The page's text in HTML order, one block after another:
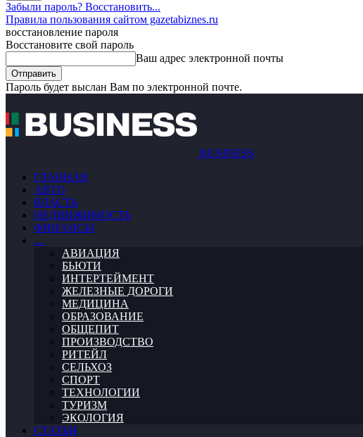
Забыли пароль? Восстановить...
Правила пользования сайтом gazetabiznes.ru
восстановление пароля
Восстановите свой пароль
Ваш адрес электронной почты
Пароль будет выслан Вам по электронной почте.
BUSINESS
ГЛАВНАЯ
АВТО
ВЛАСТЬ
НЕДВИЖИМОСТЬ
ФИНАНСЫ
…
АВИАЦИЯ
БЬЮТИ
ИНТЕРТЕЙМЕНТ
ЖЕЛЕЗНЫЕ ДОРОГИ
МЕДИЦИНА
ОБРАЗОВАНИЕ
ОБЩЕПИТ
ПРОИЗВОДСТВО
РИТЕЙЛ
СЕЛЬХОЗ
СПОРТ
ТЕХНОЛОГИИ
ТУРИЗМ
ЭКОЛОГИЯ
СТАТЬИ